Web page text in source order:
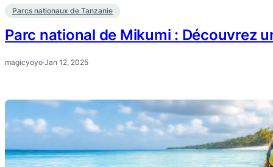
Parcs nationaux de Tanzanie
Parc national de Mikumi : Découvrez
magicyoyo·Jan 12, 2025